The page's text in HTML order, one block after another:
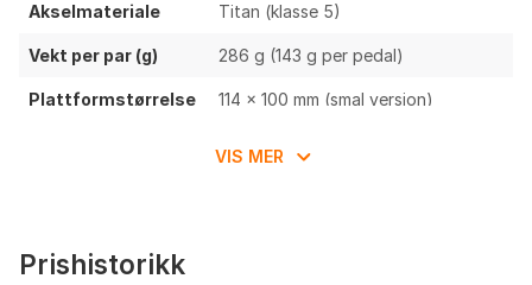
Akselmateriale Titan (klasse 5)
Vekt per par (g) 286 g (143 g per pedal)
Plattformstørrelse
114 × 100 mm (smal versjon)
16 mm
VIS MER
Prishistorikk